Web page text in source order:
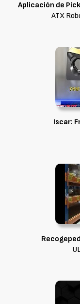
Aplicación de
ATX
Iscar: